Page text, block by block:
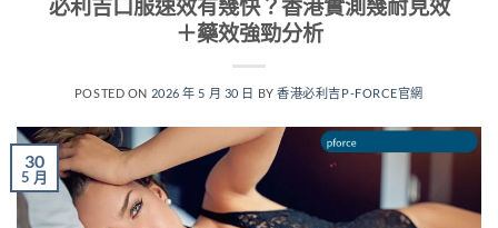
必利吉口服速效有幾快？香港實測幾耐見效
＋藥效強勁分析
POSTED ON 2026 年 5 月 30 日 BY香港必利吉P-FORCE官網
30
5 月